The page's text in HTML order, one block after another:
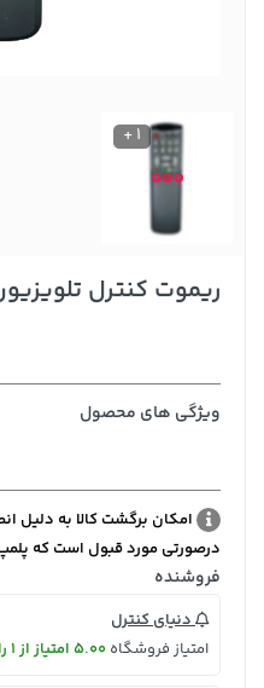
1 +
ریموت کنترل
ویژگی های محصول
امکان برگشت کالا به دلیل
درصورتی مورد قبول است که پلمپ
فروشنده
دنیای کنترل
امتیاز فروشگاه 5.00 امتیاز از 1 رای